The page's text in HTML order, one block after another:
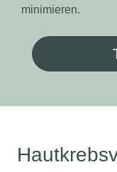
minimieren.